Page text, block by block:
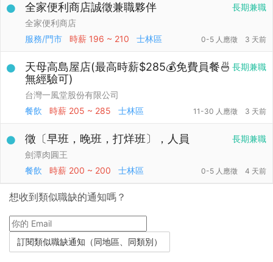
長期兼職
全家便利商店誠徵兼職夥伴
全家便利商店
服務/門市
時薪 196 ~ 210 士林區 0-5 人應徵 3 天前
長期兼職
天母高島屋店(最高時薪$285💰免費員餐🍜
無經驗可)
台灣一風堂股份有限公司
餐飲
時薪 205 ~ 285 士林區 11-30 人應徵 3 天前
長期兼職
徵〔早班，晚班，打烊班〕，人員
劍潭肉圓王
餐飲
時薪 200 ~ 200 士林區 0-5 人應徵 4 天前
想收到類似職缺的通知嗎？